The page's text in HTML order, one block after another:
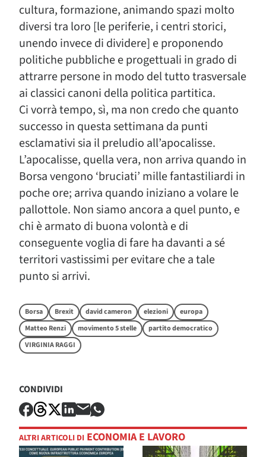
cultura, formazione, animando spazi molto
diversi tra loro [le periferie, i centri storici,
unendo invece di dividere] e proponendo
politiche pubbliche e progettuali in grado di
attrarre persone in modo del tutto trasversale
ai classici canoni della politica partitica.
Ci vorrà tempo, sì, ma non credo che quanto
successo in questa settimana da punti
esclamativi sia il preludio all’apocalisse.
L’apocalisse, quella vera, non arriva quando in
Borsa vengono ‘bruciati’ mille fantastiliardi in
poche ore; arriva quando iniziano a volare le
pallottole. Non siamo ancora a quel punto, e
chi è armato di buona volontà e di
conseguente voglia di fare ha davanti a sé
territori vastissimi per evitare che a tale
punto si arrivi.
Borsa Brexit david cameron elezioni
europa
Matteo Renzi
movimento 5 stelle
partito democratico
VIRGINIA RAGGI
CONDIVIDI
ALTRI ARTICOLI DI ECONOMIA E LAVORO